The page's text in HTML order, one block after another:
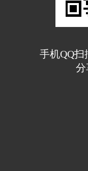
手机QQ扫
分